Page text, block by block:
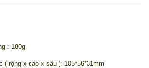
: 180g
( rộng x cao x sâu ): 105*56*31mm